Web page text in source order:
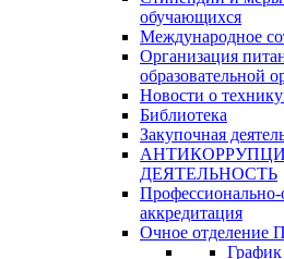
обучающихся
Международное
Организация
образовательной
Новости о
Библиотека
Закупочная
ДЕЯТЕЛЬНОСТЬ
аккредитация
Очное отделение
График